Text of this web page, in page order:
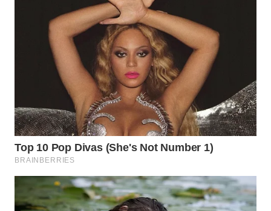
WAHANA
WAHANA
INFRASTRUKTUR
WAHANA
KONSUMEN